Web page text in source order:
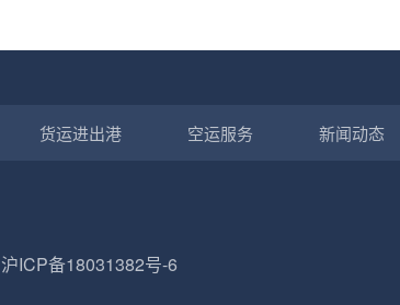
货运进出港 空运服务 新闻动态
沪ICP备18031382号-6